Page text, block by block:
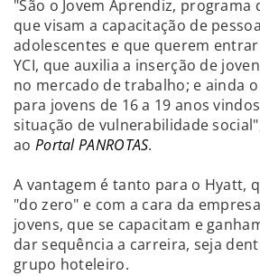
"São o Jovem Aprendiz, programa
que visam a capacitação de
adolescentes e que querem
YCI, que auxilia a inserção de
no mercado de trabalho; e ainda
para jovens de 16 a 19 anos
situação de vulnerabilidade
ao Portal PANROTAS.
A vantagem é tanto para o Hyatt,
"do zero" e com a cara da
jovens, que se capacitam e
dar sequência a carreira, seja
grupo hoteleiro.